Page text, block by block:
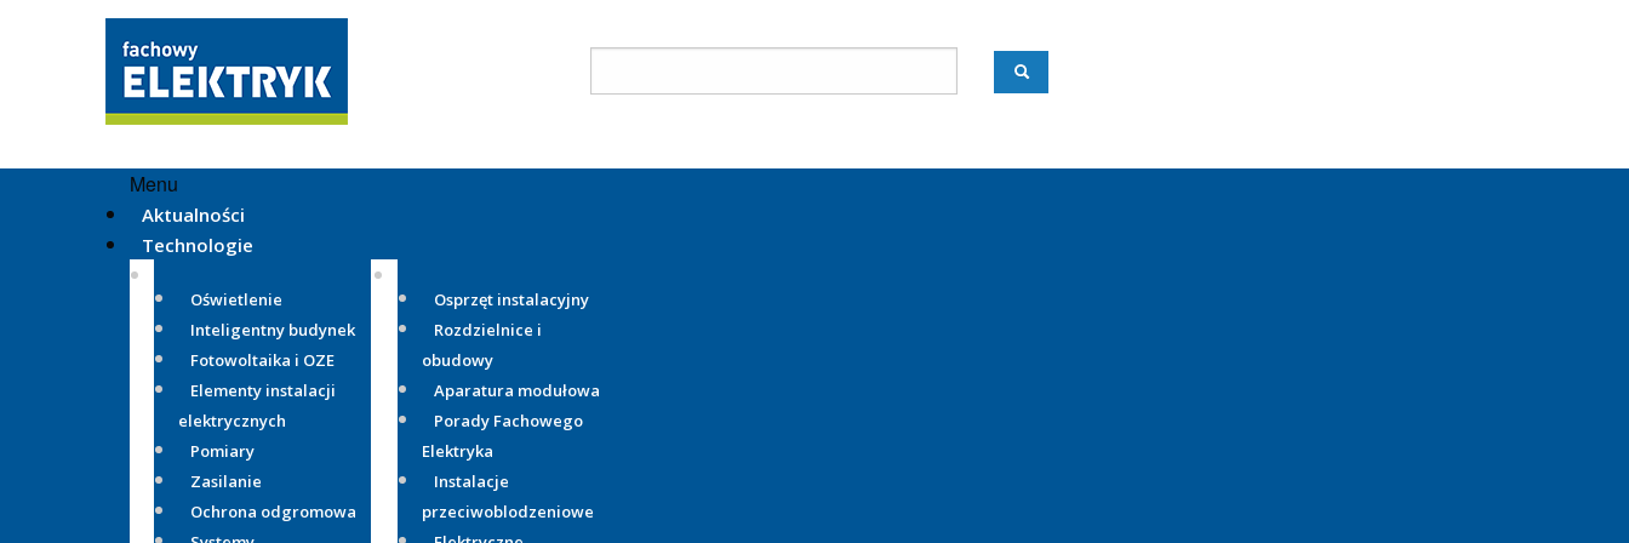
Menu
Aktualności
Technologie
Oświetlenie
Inteligentny budynek
Fotowoltaika i OZE
Elementy instalacji
elektrycznych
Pomiary
Zasilanie
Ochrona odgromowa
Osprzęt instalacyjny
Rozdzielnice i
obudowy
Aparatura modułowa
Porady Fachowego
Elektryka
Instalacje
przeciwoblodzeniowe